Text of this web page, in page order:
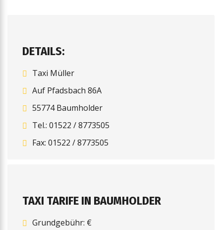
DETAILS:
Taxi Müller
Auf Pfadsbach 86A
55774 Baumholder
Tel.: 01522 / 8773505
Fax: 01522 / 8773505
TAXI TARIFE IN BAUMHOLDER
Grundgebühr: €